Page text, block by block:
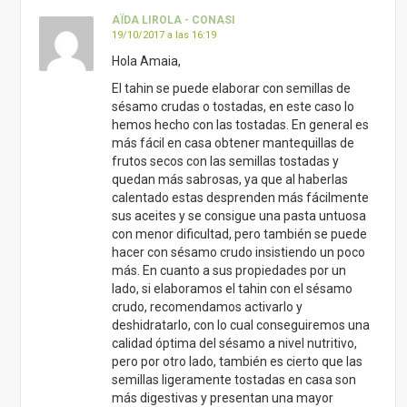
AÏDA LIROLA - CONASI
19/10/2017 a las 16:19
Hola Amaia,
El tahin se puede elaborar con semillas de
sésamo crudas o tostadas, en este caso lo
hemos hecho con las tostadas. En general es
más fácil en casa obtener mantequillas de
frutos secos con las semillas tostadas y
quedan más sabrosas, ya que al haberlas
calentado estas desprenden más fácilmente
sus aceites y se consigue una pasta untuosa
con menor dificultad, pero también se puede
hacer con sésamo crudo insistiendo un poco
más. En cuanto a sus propiedades por un
lado, si elaboramos el tahin con el sésamo
crudo, recomendamos activarlo y
deshidratarlo, con lo cual conseguiremos una
calidad óptima del sésamo a nivel nutritivo,
pero por otro lado, también es cierto que las
semillas ligeramente tostadas en casa son
más digestivas y presentan una mayor